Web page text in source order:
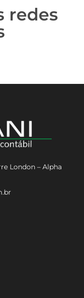
redes
London – Alpha